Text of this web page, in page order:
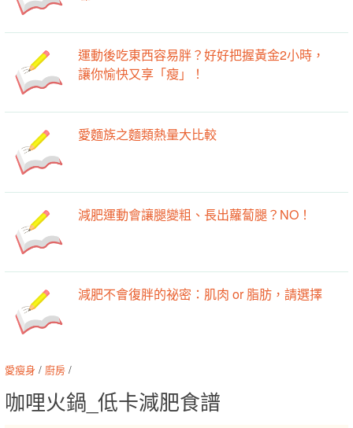
運動後吃東西容易胖？好好把握黃金2小時，
讓你愉快又享「瘦」！
愛麵族之麵類熱量大比較
減肥運動會讓腿變粗、長出蘿蔔腿？NO！
減肥不會復胖的祕密：肌肉 or 脂肪，請選擇
愛瘦身 / 廚房 /
咖哩火鍋_低卡減肥食譜